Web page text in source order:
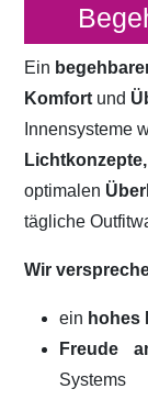
Ein
Komfort und
Innensysteme
optimalen
tägliche
Wir
ein hohes
Freude
Systems